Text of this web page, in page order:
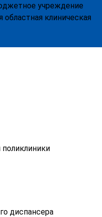
учреждение
областная клиническая
поликлиники
диспансера